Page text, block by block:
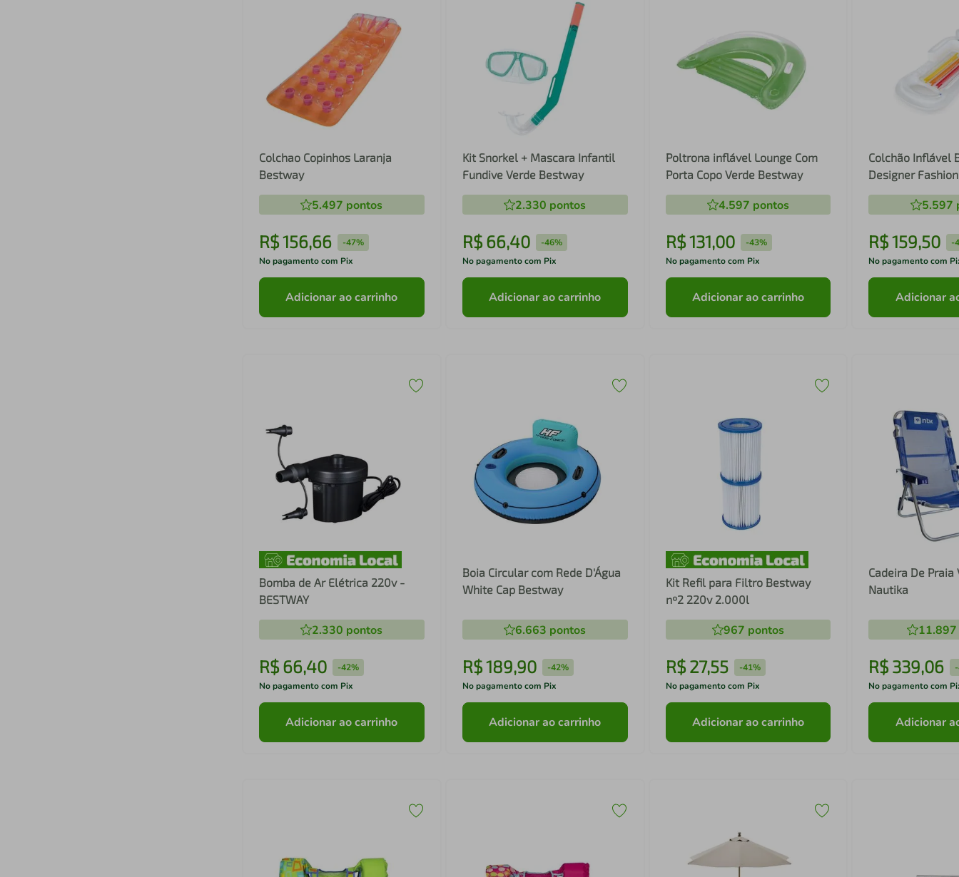
Colchao Copinhos Laranja
Bestway
5.497 pontos
R$156,66 -47%
No pagamento com Pix
Adicionar ao carrinho
Kit Snorkel + Mascara Infantil
Fundive Verde Bestway
2.330 pontos
R$ 66,40 -46%
No pagamento com Pix
Adicionar ao carrinho
Poltrona inflável Lounge Com
Porta Copo Verde Bestway
4.597 pontos
R$131,00 -43%
No pagamento com Pix
Adicionar ao carrinho
Colchão Inflável
Designer
Cinza
5.597
R$159,50 -
No pagamento com
Adicionar
Bomba de Ar Elétrica 220v -
BESTWAY
2.330 pontos
R$ 66,40 -42%
No pagamento com Pix
Adicionar ao carrinho
Boia Circular com Rede D'Água
White Cap Bestway
6.663 pontos
R$189,90 -42%
No pagamento com Pix
Adicionar ao carrinho
Kit Refil para Filtro Bestway
nº2 220v 2.000l
967 pontos
R$ 27,55 -41%
No pagamento com Pix
Adicionar ao carrinho
Cadeira De Praia
Nautika
11.897
R$339,06 -
No pagamento com
Adicionar